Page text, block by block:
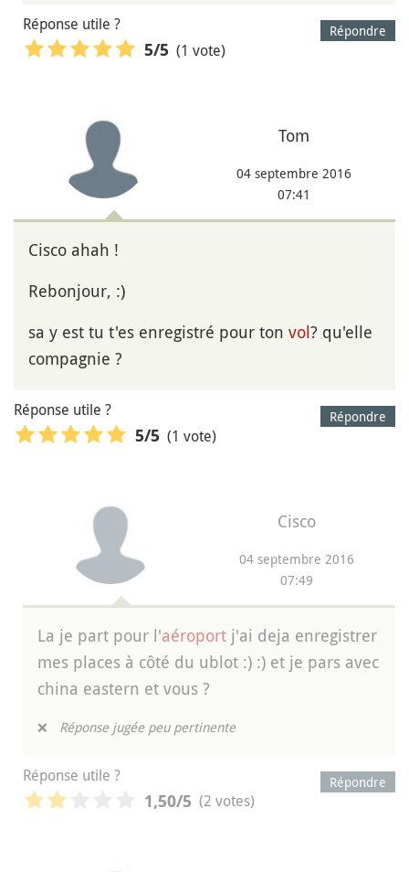
Répondre
Réponse utile ?
5/5 (1 vote)
Tom
04 septembre 2016
07:41
Cisco ahah !
Rebonjour, :)
sa y est tu t'es enregistré pour ton vol? qu'elle
compagnie ?
Répondre
Réponse utile ?
5/5 (1 vote)
Cisco
04 septembre 2016
07:49
La je part pour l'aéroport j'ai deja enregistrer
mes places à côté du ublot :) :) et je pars avec
china eastern et vous ?
❌ Réponse jugée peu pertinente
Répondre
Réponse utile ?
1,50/5 (2 votes)